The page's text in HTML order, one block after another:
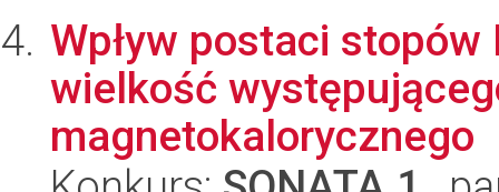
Wpływ postaci
wielkość
magnetokalorycznego